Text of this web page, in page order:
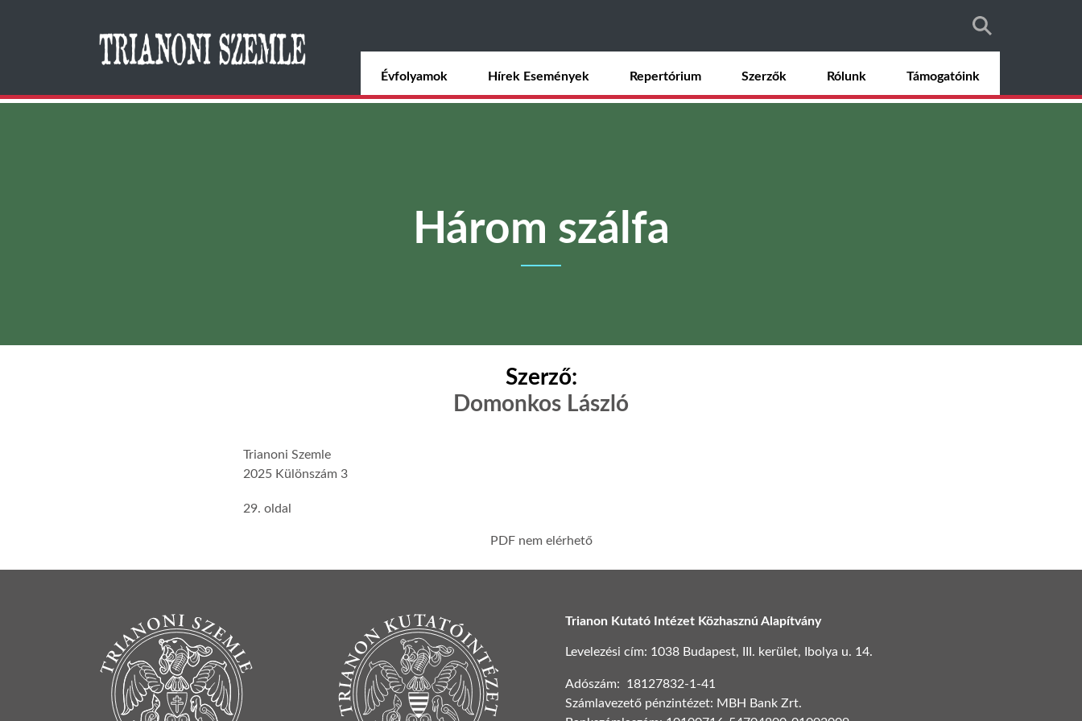
tartalomra
Évfolyamok Hírek Események Repertórium Szerzők Rólunk Támogatóink
Három szálfa
Szerző:
Domonkos László
Trianoni Szemle
2025 Különszám 3
29. oldal
PDF nem elérhető
Trianon Kutató Intézet Közhasznú Alapítvány
Levelezési cím: 1038 Budapest, III. kerület, Ibolya u. 14.
Adószám: 18127832-1-41
Számlavezető pénzintézet: MBH Bank Zrt.